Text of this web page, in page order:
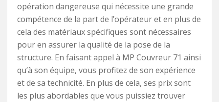
opération dangereuse qui nécessite une grande
compétence de la part de l’opérateur et en plus de
cela des matériaux spécifiques sont nécessaires
pour en assurer la qualité de la pose de la
structure. En faisant appel à MP Couvreur 71 ainsi
qu’à son équipe, vous profitez de son expérience
et de sa technicité. En plus de cela, ses prix sont
les plus abordables que vous puissiez trouver